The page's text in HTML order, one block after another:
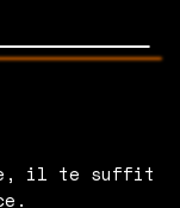
il te suffit